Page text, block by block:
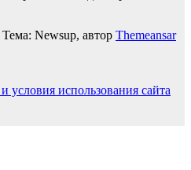
Тема: Newsup, автор Themeansar
условия использования сайта